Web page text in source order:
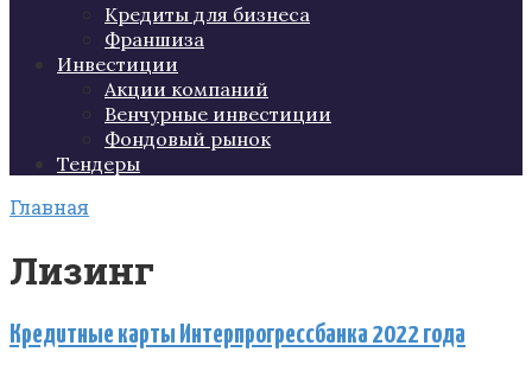
Кредиты для бизнеса
Франшиза
Инвестиции
Акции компаний
Венчурные инвестиции
Фондовый рынок
Тендеры
Главная
Лизинг
Кредитные карты Интерпрогрессбанка 2022 года